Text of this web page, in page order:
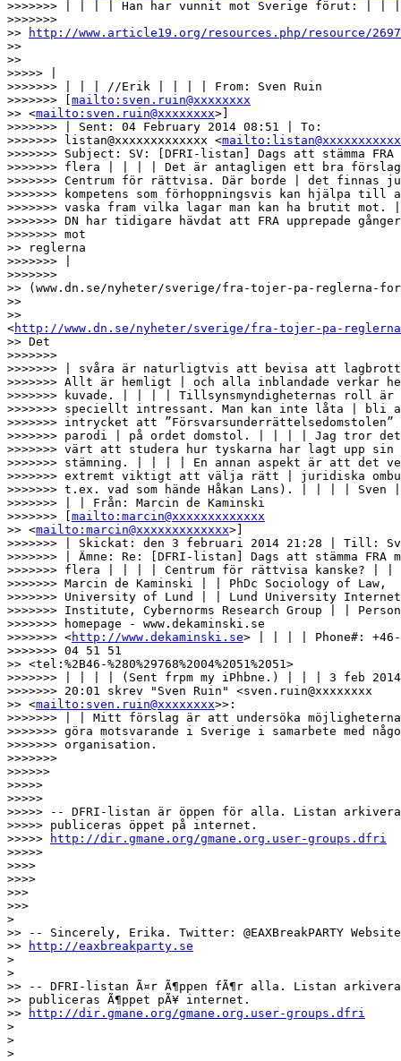
>>>>>>> | | | | Han har vunnit mot Sverige förut: | |
>>>>>>>
>>
http://www.article19.org/resources.php/resource/
>>
>>
>>>>> |
>>>>>>> | | | //Erik | | | | From: Sven Ruin
>>>>>>> [ mailto:sven.ruin@xxxxxxxx
>> <mailto:sven.ruin@xxxxxxxx>]
>>>>>>> | Sent: 04 February 2014 08:51 | To:
>>>>>>> listan@xxxxxxxxxxxxx <
>>>>>>> Subject: SV: [DFRI-listan] Dags att stämma FRA
>>>>>>> flera | | | | Det är antagligen ett bra förslag
>>>>>>> Centrum för rättvisa. Där borde | det finnas
>>>>>>> kompetens som förhoppningsvis kan hjälpa
>>>>>>> vaska fram vilka lagar man kan ha brutit
>>>>>>> DN har tidigare hävdat att FRA upprepade
>>>>>>> mot
>> reglerna
>>>>>>> |
>>>>>>>
>> (www.dn.se/nyheter/sverige/fra-tojer-pa-reglerna-
>>
>>
<http://www.dn.se/nyheter/sverige/fra-tojer-pa-
>> Det
>>>>>>>
>>>>>>> | svåra är naturligtvis att bevisa att
>>>>>>> Allt är hemligt | och alla inblandade verkar
>>>>>>> kuvade. | | | | Tillsynsmyndigheternas roll är
>>>>>>> speciellt intressant. Man kan inte låta | bli
>>>>>>> intrycket att
>>>>>>> parodi | på ordet domstol. | | | | Jag tror
>>>>>>> värt att studera hur tyskarna har lagt upp sin
>>>>>>> stämning. | | | | En annan aspekt är att det
>>>>>>> extremt viktigt att välja rätt | juridiska
>>>>>>> t.ex. vad som hände Håkan Lans). | | | |
>>>>>>> | | Från: Marcin de Kaminski
>>>>>>> [ mailto:marcin@xxxxxxxxxxxxx
>> <mailto:marcin@xxxxxxxxxxxxx>]
>>>>>>> | Skickat: den 3 februari 2014 21:28 | Till:
>>>>>>> | Ämne: Re: [DFRI-listan] Dags att stämma FRA
>>>>>>> flera | | | | Centrum för rättvisa kanske?
>>>>>>> Marcin de Kaminski | | PhDc Sociology of Law,
>>>>>>> University of Lund | | Lund University Internet
>>>>>>> Institute, Cybernorms Research Group | |
>>>>>>> homepage - www.dekaminski.se
>>>>>>> <http://www.dekaminski.se> | | | | Phone#: +46-
>>>>>>> 04 51 51
>> <tel:%2B46-%280%29768%2004%2051%2051>
>>>>>>> | | | | (Sent frpm my iPhbne.) | | | 3 feb
>>>>>>> 20:01 skrev "Sven Ruin" <sven.ruin@xxxxxxxx
>> <mailto:sven.ruin@xxxxxxxx>>:
>>>>>>> | | Mitt förslag är att undersöka
>>>>>>> göra motsvarande i Sverige i samarbete med
>>>>>>> organisation.
>>>>>>>
>>>>>>
>>>>>
>>>>>
>>>>> -- DFRI-listan är öppen för alla. Listan
>>>>> publiceras öppet på internet.
>>>>>
http://dir.gmane.org/gmane.org.user-groups.dfri
>>>>>
>>>>
>>>>
>>>
>>>
>
>> -- Sincerely, Erika. Twitter: @EAXBreakPARTY
>>
http://eaxbreakparty.se
>
>
>> -- DFRI-listan Ã¤r Ã¶ppen fÃ¶r alla. Listan
>> publiceras Ã¶ppet pÃ¥ internet.
>>
http://dir.gmane.org/gmane.org.user-groups.dfri
>
>
>